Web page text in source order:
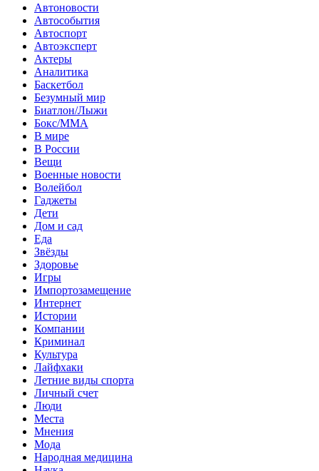
Автоновости
Автособытия
Автоспорт
Автоэксперт
Актеры
Аналитика
Баскетбол
Безумный мир
Биатлон/Лыжи
Бокс/MMA
В мире
В России
Вещи
Военные новости
Волейбол
Гаджеты
Дети
Дом и сад
Еда
Звёзды
Здоровье
Игры
Импортозамещение
Интернет
Истории
Компании
Криминал
Культура
Лайфхаки
Летние виды спорта
Личный счет
Люди
Места
Мнения
Мода
Народная медицина